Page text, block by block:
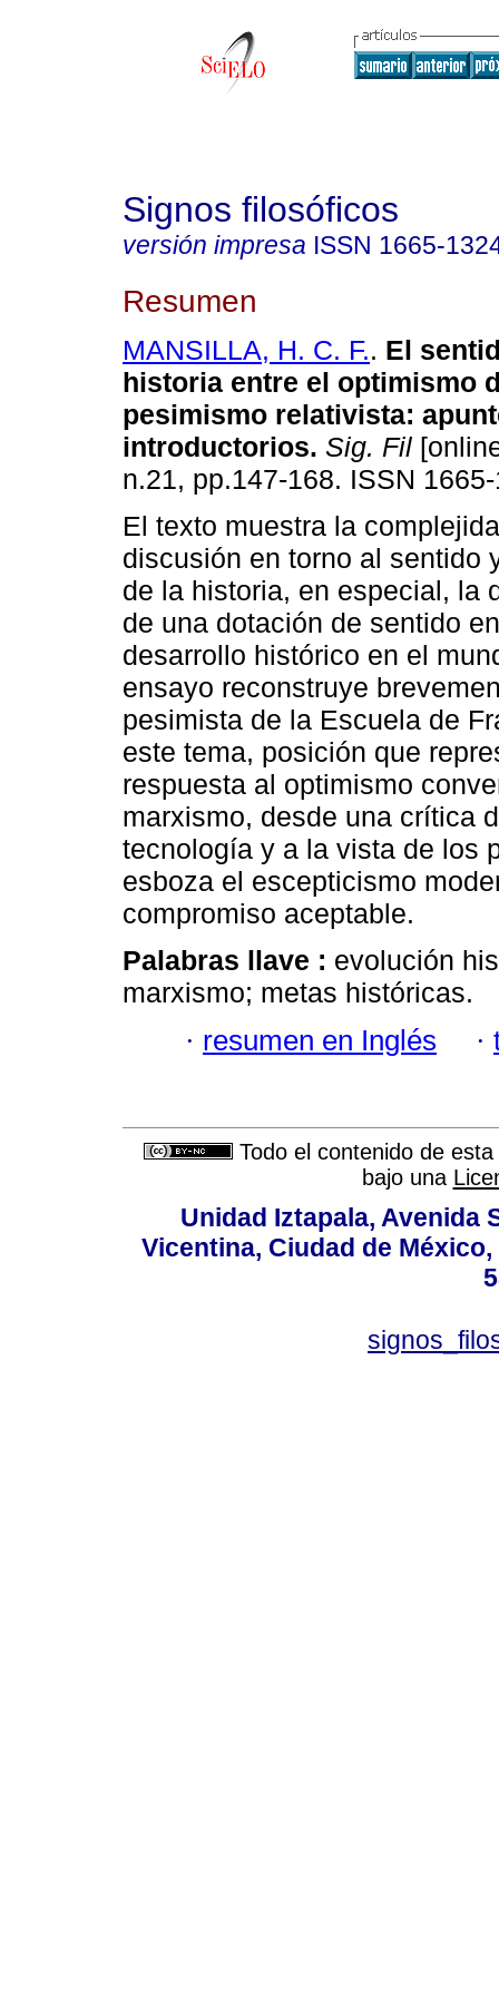
Signos filosóficos
versión impresa ISSN 1665-
Resumen
MANSILLA, H. C. F.. El
historia entre el optimismo
pesimismo relativista:
introductorios. Sig. Fil
n.21, pp.147-168. ISSN
El texto muestra la
discusión en torno al sentido
de la historia, en especial, la
de una dotación de sentido
desarrollo histórico en el
ensayo reconstruye
pesimista de la Escuela de
este tema, posición que
respuesta al optimismo
marxismo, desde una crítica
tecnología y a la vista de los
esboza el escepticismo
compromiso aceptable.
Palabras llave : evolución
marxismo; metas históricas.
· resumen en Inglés ·
Todo el contenido de
bajo una
Unidad Iztapala, Avenida
Vicentina, Ciudad de